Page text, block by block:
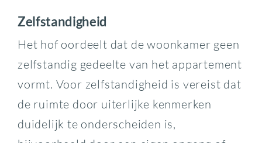
Zelfstandigheid
Het hof oordeelt dat de woonkamer geen
zelfstandig gedeelte van het appartement
vormt. Voor zelfstandigheid is vereist dat
de ruimte door uiterlijke kenmerken
duidelijk te onderscheiden is,